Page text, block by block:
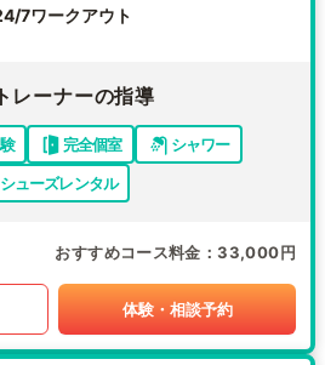
7ワークアウト
レーナーの指導
完全個室
シャワー
シューズレンタル
おすすめコース料金 33,000円
体験・相談予約